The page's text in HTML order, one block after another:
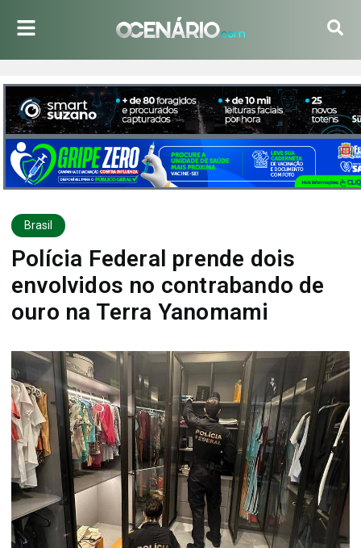
Brasil
Polícia Federal prende dois
envolvidos no contrabando de
ouro na Terra Yanomami